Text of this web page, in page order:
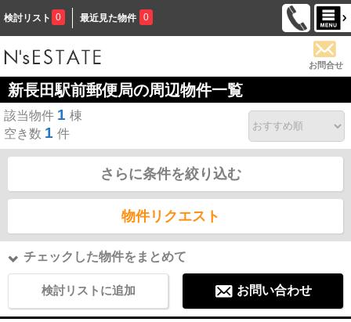
検討リスト 0 最近見た物件 0
お問合せ
新長田駅前郵便局の周辺物件一覧
該当物件 1 棟
空き数 1 件
さらに条件を絞り込む
物件リクエスト
チェックした物件をまとめて
検討リストに追加 お問い合わせ